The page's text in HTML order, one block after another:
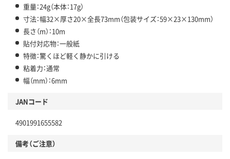
重量：24g（本体：17g）
寸法：幅32×厚さ20×全長73mm（包装サイズ：59×23×130mm）
長さ（m）：10m
貼付対応物：一般紙
特徴：驚くほど軽く静かに引ける
粘着力：通常
幅（mm）：6mm
JANコード
4901991655582
備考（ご注意）